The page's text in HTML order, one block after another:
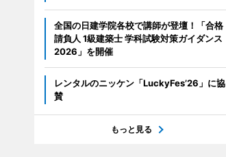
全国の日建学院各校で講師が登壇！「合格
請負人 1級建築士 学科試験対策ガイダンス
2026」を開催
レンタルのニッケン「LuckyFes’26」に協
賛
もっと見る